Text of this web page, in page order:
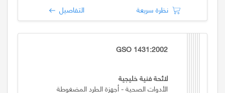
نظرة سريعة التفاصيل
GSO 1431:2002
لائحة فنية خليجية
الأدوات الصحية - أجهزة الطرد المضغوطة